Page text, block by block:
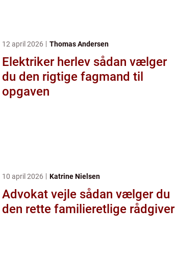
12 april 2026 Thomas Andersen
Elektriker herlev sådan vælger
du den rigtige fagmand til
opgaven
10 april 2026 Katrine Nielsen
Advokat vejle sådan vælger du
den rette familieretlige rådgiver